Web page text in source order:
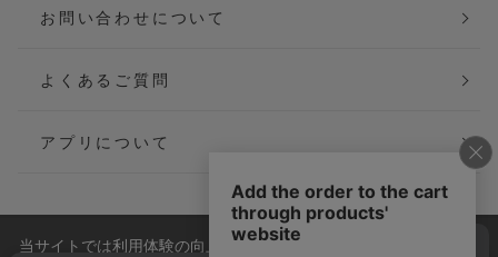
お問い合わせについて
よくあるご質問
アプリについて
当サイトでは利用体験の向上およびコンテンツの最適な提供、ト